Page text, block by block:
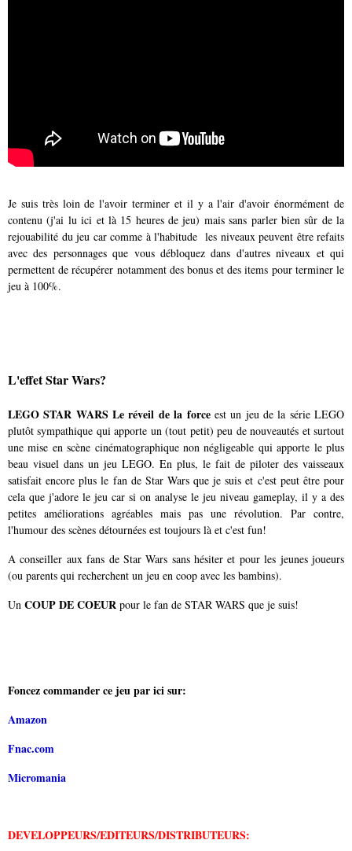
Je suis très loin de l'avoir terminer et il y a l'air d'avoir énormément de
contenu (j'ai lu ici et là 15 heures de jeu) mais sans parler bien sûr de la
rejouabilité du jeu car comme à l'habitude les niveaux peuvent être refaits
avec des personnages que vous débloquez dans d'autres niveaux et qui
permettent de récupérer notamment des bonus et des items pour terminer le
jeu à 100%.
L'effet Star Wars?
LEGO STAR WARS Le réveil de la forceest un jeu de la série LEGO
plutôt sympathique qui apporte un (tout petit) peu de nouveautés et surtout
une mise en scène cinématographique non négligeable qui apporte le plus
beau visuel dans un jeu LEGO. En plus, le fait de piloter des vaisseaux
satisfait encore plus le fan de Star Wars que je suis et c'est peut être pour
cela que j'adore le jeu car si on analyse le jeu niveau gameplay, il y a des
petites améliorations agréables mais pas une révolution. Par contre,
l'humour des scènes détournées est toujours là et c'est fun!
A conseiller aux fans de Star Wars sans hésiter et pour les jeunes joueurs
(ou parents qui recherchent un jeu en coop avec les bambins).
Un COUP DE COEUR pour le fan de STAR WARS que je suis!
Foncez commander ce jeu par ici sur:
Amazon
Fnac.com
Micromania
DEVELOPPEURS/EDITEURS/DISTRIBUTEURS: